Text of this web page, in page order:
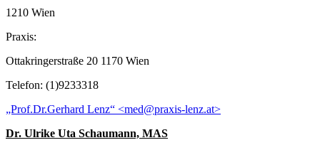
1210 Wien
Praxis:
Ottakringerstraße 20 1170 Wien
Telefon: (1)9233318
„Prof.Dr.Gerhard Lenz“ <med@praxis-lenz.at>
Dr. Ulrike Uta Schaumann, MAS